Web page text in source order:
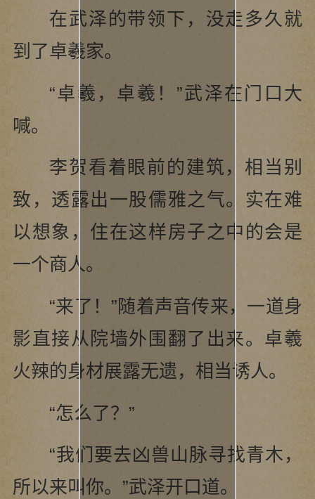
在武泽的带领下，没走多久就
到了卓羲家。
“卓羲，卓羲！”武泽在门口大
喊。
李贺看着眼前的建筑，相当别
致，透露出一股儒雅之气。实在难
以想象，住在这样房子之中的会是
一个商人。
“来了！”随着声音传来，一道身
影直接从院墙外围翻了出来。卓羲
火辣的身材展露无遗，相当诱人。
“怎么了？”
“我们要去凶兽山脉寻找青木，
所以来叫你。”武泽开口道。